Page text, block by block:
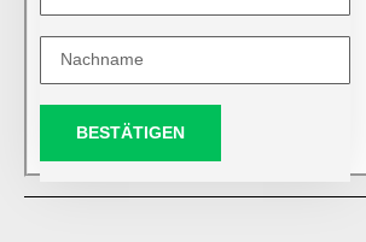
BESTÄTIGEN